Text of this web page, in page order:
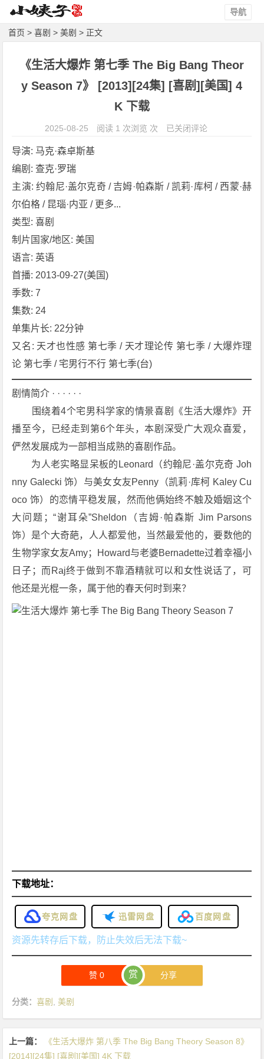
导航
首页 >喜剧 >美剧 > 正文
《生活大爆炸 第七季 The Big Bang Theor
y Season 7》 [2013][24集] [喜剧][美国] 4
K 下载
2025-08-25 阅读 1 次浏览 次
《生
炸
a
g
h
e
r
y
S
e
a
o
n
7》
[2
1
已关闭评论
导演: 马克·森卓斯基
编剧: 查克·罗瑞
主演: 约翰尼·盖尔克奇 / 吉姆·帕森斯 / 凯莉·库柯 / 西蒙·赫
尔伯格 / 昆瑙·内亚 / 更多...
类型: 喜剧
制片国家/地区: 美国
语言: 英语
首播: 2013-09-27(美国)
季数: 7
集数: 24
单集片长: 22分钟
又名: 天才也性感 第七季 / 天才理论传 第七季 / 大爆炸理
论 第七季 / 宅男行不行 第七季(台)
剧情简介 · · · · · ·
围绕着4个宅男科学家的情景喜剧《生活大爆炸》开
播至今，已经走到第6个年头，本剧深受广大观众喜爱，
俨然发展成为一部相当成熟的喜剧作品。
为人老实略显呆板的Leonard（约翰尼·盖尔克奇 Joh
nny Galecki 饰）与美女女友Penny（凯莉·库柯 Kaley Cu
oco 饰）的恋情平稳发展，然而他俩始终不触及婚姻这个
大问题；“谢耳朵”Sheldon（吉姆·帕森斯 Jim Parsons
饰）是个大奇葩，人人都爱他，当然最爱他的，要数他的
生物学家女友Amy；Howard与老婆Bernadette过着幸福小
日子；而Raj终于做到不靠酒精就可以和女性说话了，可
他还是光棍一条，属于他的春天何时到来？
下载地址：
夸克网盘 迅雷网盘 百度网盘
资源先转存后下载，防止失效后无法下载~
赞0 赏 分享
分类：喜剧 ,美剧
上一篇：
《生活大爆炸 第八季 The Big Bang Theory Season 8》
[2014][24集] [喜剧][美国] 4K 下载